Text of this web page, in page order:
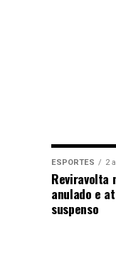
ESPORTES 2
Reviravolta
anulado e
suspenso